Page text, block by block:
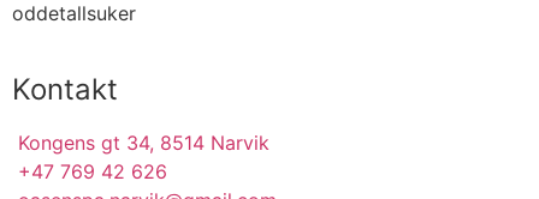
oddetallsuker
Kontakt
Kongens gt 34, 8514 Narvik
+47 769 42 626